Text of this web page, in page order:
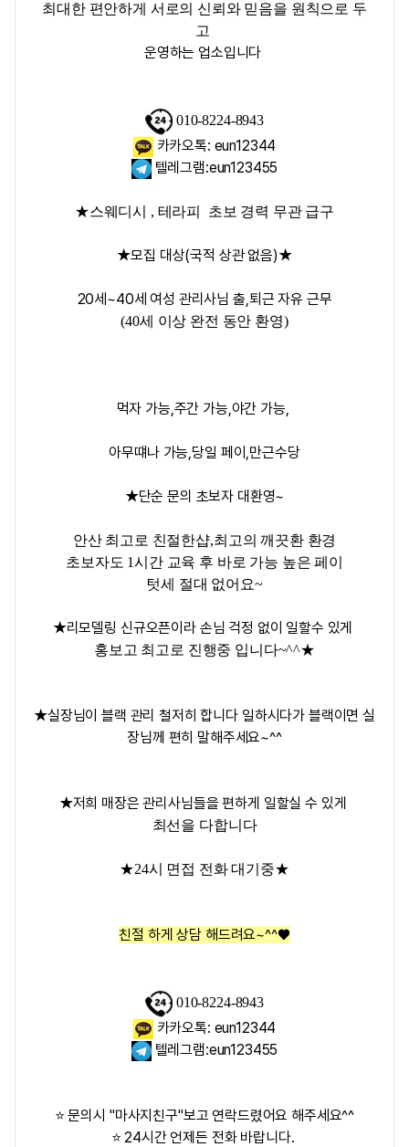
최대한 편안하게 서로의 신뢰와 믿음을 원칙으로 두
고
운영하는 업소입니다
010-8224-8943
카카오톡: eun12344
텔레그램:eun123455
★스웨디시 , 테라피 초보 경력 무관 급구
★모집 대상(국적 상관 없음)★
20세~40세 여성 관리사님 출,퇴근 자유 근무
(40세 이상 완전 동안 환영)
먹자 가능,주간 가능,야간 가능,
아무떄나 가능,당일 페이,만근수당
★단순 문의 초보자 대환영~
안산 최고로 친절한샵,최고의 깨끗환 환경
초보자도 1시간 교육 후 바로 가능 높은 페이
텃세 절대 없어요~
★리모델링 신규오픈이라 손님 걱정 없이 일할수 있게
홍보고 최고로 진행중 입니다~^^★
★실장님이 블랙 관리 철저히 합니다 일하시다가 블랙이면 실
장님께 편히 말해주세요~^^
★저희 매장은 관리사님들을 편하게 일할실 수 있게
최선을 다합니다
★24시 면접 전화 대기중★
친절 하게 상담 해드려요~^^♥
010-8224-8943
카카오톡: eun12344
텔레그램:eun123455
⭐ 문의시 "마사지친구"보고 연락드렸어요 해주세요^^
⭐ 24시간 언제든 전화 바랍니다.